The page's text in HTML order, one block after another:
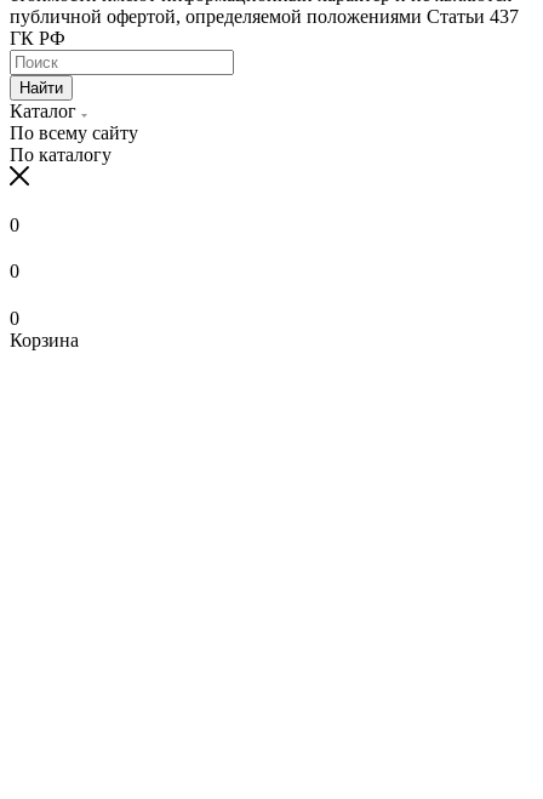
публичной офертой, определяемой положениями Статьи 437
ГК РФ
Найти
Каталог
По всему сайту
По каталогу
0
0
0
Корзина